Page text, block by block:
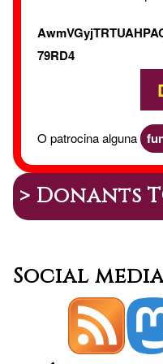
79RD4
O patrocina alguna
> Donants
Social